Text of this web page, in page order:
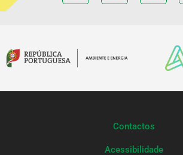
Contactos
Acessibilidade